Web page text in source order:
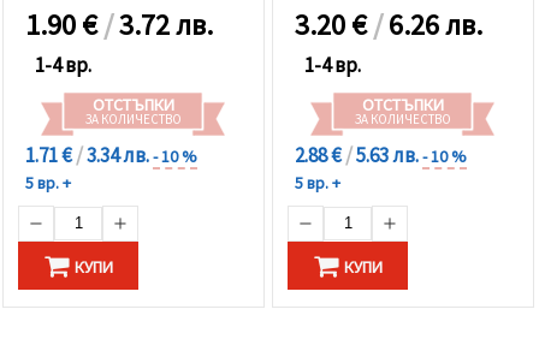
1.90€/3.72 лв.
1-4 вр.
ОТСТЪПКИ
ЗА КОЛИЧЕСТВО
1.71 €/3.34 лв.- 10 %
5 вр. +
КУПИ
3.20€/6.26 лв.
1-4 вр.
ОТСТЪПКИ
ЗА КОЛИЧЕСТВО
2.88 €/5.63 лв.- 10 %
5 вр. +
КУПИ